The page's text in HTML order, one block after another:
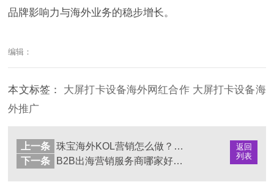
品牌影响力与海外业务的稳步增长。
编辑：
本文标签： 大屏打卡设备海外网红合作 大屏打卡设备海
外推广
返回
列表
上一条
珠宝海外KOL营销怎么做？品牌出海推广策略全解析
下一条
B2B出海营销服务商哪家好？值得关注的品牌出海机构推荐